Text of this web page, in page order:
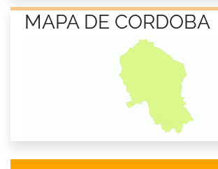
MAPA DE CORDOBA